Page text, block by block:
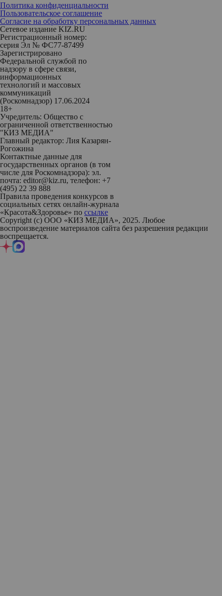
Политика конфиденциальности
Пользовательское соглашение
Согласие на обработку персональных данных
Сетевое издание KIZ.RU
Регистрационный номер:
серия Эл № ФС77-87499
Зарегистрировано
Федеральной службой по
надзору в сфере связи,
информационных
технологий и массовых
коммуникаций
(Роскомнадзор) 17.06.2024
18+
Учредитель: Общество с
ограниченной ответственностью
"КИЗ МЕДИА"
Главный редактор: Лия Казарян-
Рогожина
Контактные данные для
государственных органов (в том
числе для Роскомнадзора): эл.
почта: editor@kiz.ru, телефон: +7
(495) 22 39 888
Правила проведения конкурсов в
социальных сетях онлайн-журнала
«Красота&Здоровье» по ссылке
Copyright (с) ООО «КИЗ МЕДИА», 2025. Любое
воспроизведение материалов сайта без разрешения редакции
воспрещается.